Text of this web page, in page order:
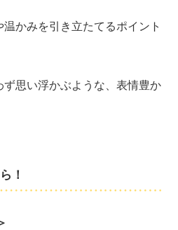
かみを引き立たてるポイント
思い浮かぶような、表情豊か
！